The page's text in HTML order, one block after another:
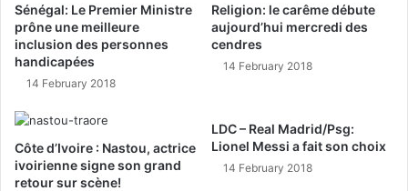
Sénégal: Le Premier Ministre
prône une meilleure
inclusion des personnes
handicapées
14 February 2018
Religion: le carême débute
aujourd’hui mercredi des
cendres
14 February 2018
Côte d’Ivoire : Nastou, actrice
ivoirienne signe son grand
retour sur scène!
LDC – Real Madrid/Psg:
Lionel Messi a fait son choix
14 February 2018